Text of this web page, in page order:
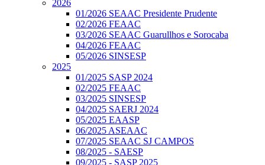
2026
01/2026 SEAAC Presidente Prudente
02/2026 FEAAC
03/2026 SEAAC Guarullhos e Sorocaba
04/2026 FEAAC
05/2026 SINSESP
2025
01/2025 SASP 2024
02/2025 FEAAC
03/2025 SINSESP
04/2025 SAERJ 2024
05/2025 EAASP
06/2025 ASEAAC
07/2025 SEAAC SJ CAMPOS
08/2025 - SAESP
09/2025 - SASP 2025